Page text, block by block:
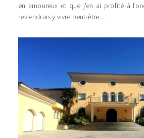
en amoureux et que j’en ai profité à
reviendrais y vivre peut-être…